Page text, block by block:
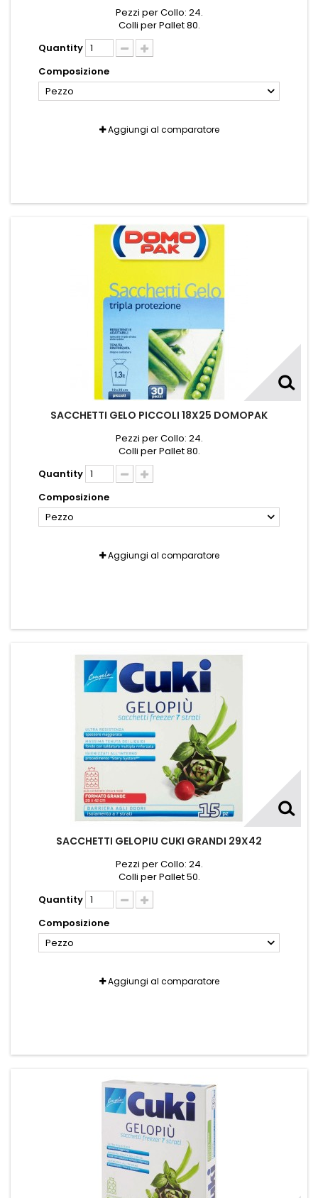
Pezzi per Collo: 24.
Colli per Pallet 80.
Quantity
Composizione
Pezzo
Aggiungi al comparatore
SACCHETTI GELO PICCOLI 18X25 DOMOPAK
Pezzi per Collo: 24.
Colli per Pallet 80.
Quantity
Composizione
Pezzo
Aggiungi al comparatore
SACCHETTI GELOPIU CUKI GRANDI 29X42
Pezzi per Collo: 24.
Colli per Pallet 50.
Quantity
Composizione
Pezzo
Aggiungi al comparatore